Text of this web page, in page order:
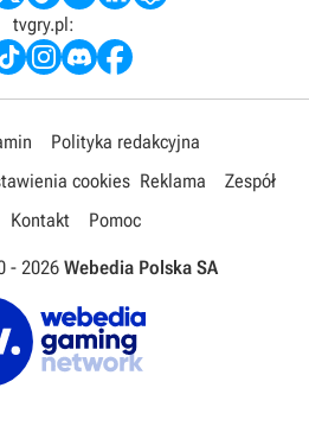
tvgry.pl:
Polityka redakcyjna
cookies Reklama
Zespół
Kontakt Pomoc
- 2026 Webedia Polska SA